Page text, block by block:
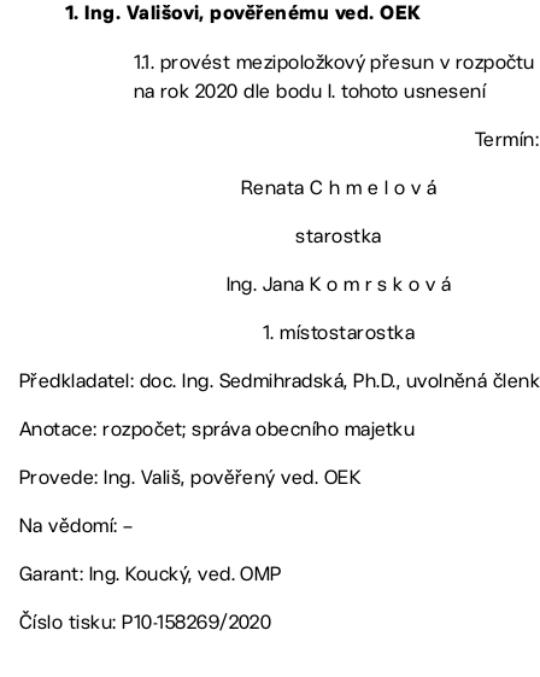
1. Ing. Vališovi, pověřenému ved. OEK
1.1. provést mezipoložkový přesun v rozpočtu
na rok 2020 dle bodu I. tohoto usnesení
Renata C h m e l o v á
starostka
Ing. Jana K o m r s k o v á
1. místostarostka
Předkladatel: doc. Ing. Sedmihradská, Ph.D., uvolněná
Anotace: rozpočet; správa obecního majetku
Provede: Ing. Vališ, pověřený ved. OEK
Na vědomí: –
Garant: Ing. Koucký, ved. OMP
Číslo tisku: P10-158269/2020